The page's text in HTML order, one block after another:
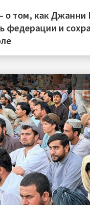
о том, как
федерации и